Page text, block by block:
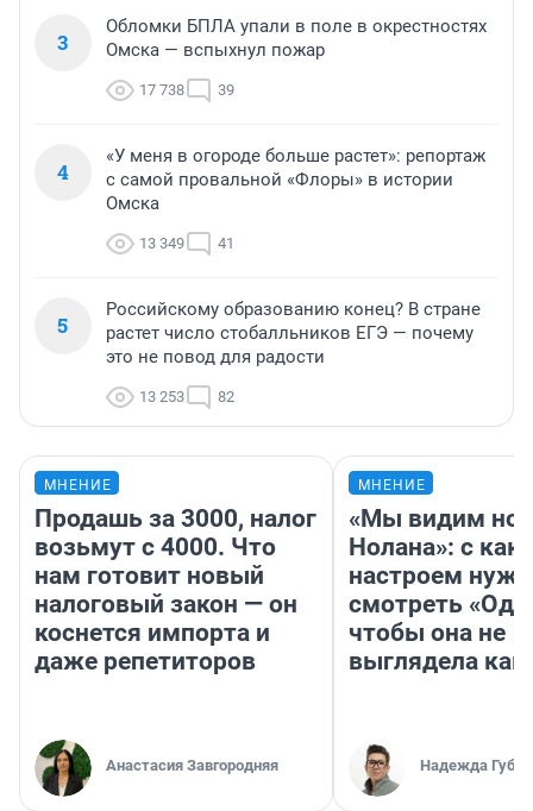
3
Обломки БПЛА упали в поле в окрестностях
Омска — вспыхнул пожар
17 738 39
4
«У меня в огороде больше растет»: репортаж
с самой провальной «Флоры» в истории
Омска
13 349 41
5
Российскому образованию конец? В стране
растет число стобалльников ЕГЭ — почему
это не повод для радости
13 253 82
МНЕНИЕ
Продашь за 3000, налог
возьмут с 4000. Что
нам готовит новый
налоговый закон — он
коснется импорта и
даже репетиторов
Анастасия Завгородняя
МНЕНИЕ
«Мы видим
Нолана»: с
настроем
смотреть
чтобы она не
выглядела как
Надежда